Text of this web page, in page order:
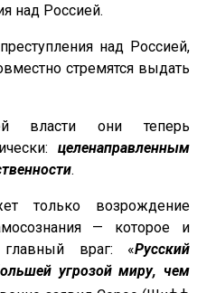
над Россией.
над Россией,
стремятся выдать
власти они теперь
целенаправленным
.
только возрождение
— которое и
враг: «Русский
угрозой миру, чем